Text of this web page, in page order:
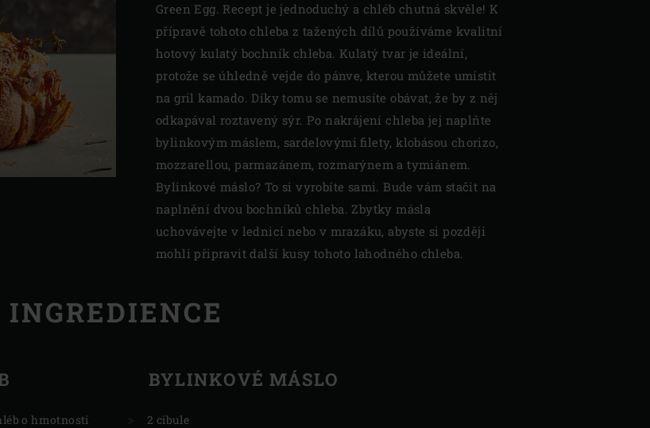
Green Egg. Recept je jednoduchý a chléb chutná skvěle! K
přípravě tohoto chleba z tažených dílů používáme kvalitní
hotový kulatý bochník chleba. Kulatý tvar je ideální,
protože se úhledně vejde do pánve, kterou můžete umístit
na gril kamado. Díky tomu se nemusíte obávat, že by z něj
odkapával roztavený sýr. Po nakrájení chleba jej naplňte
bylinkovým máslem, sardelovými filety, klobásou chorizo,
mozzarellou, parmazánem, rozmarýnem a tymiánem.
Bylinkové máslo? To si vyrobíte sami. Bude vám stačit na
naplnění dvou bochníků chleba. Zbytky másla
uchovávejte v lednici nebo v mrazáku, abyste si později
mohli připravit další kusy tohoto lahodného chleba.
INGREDIENCE
o hmotnosti
BYLINKOVÉ MÁSLO
2 cibule